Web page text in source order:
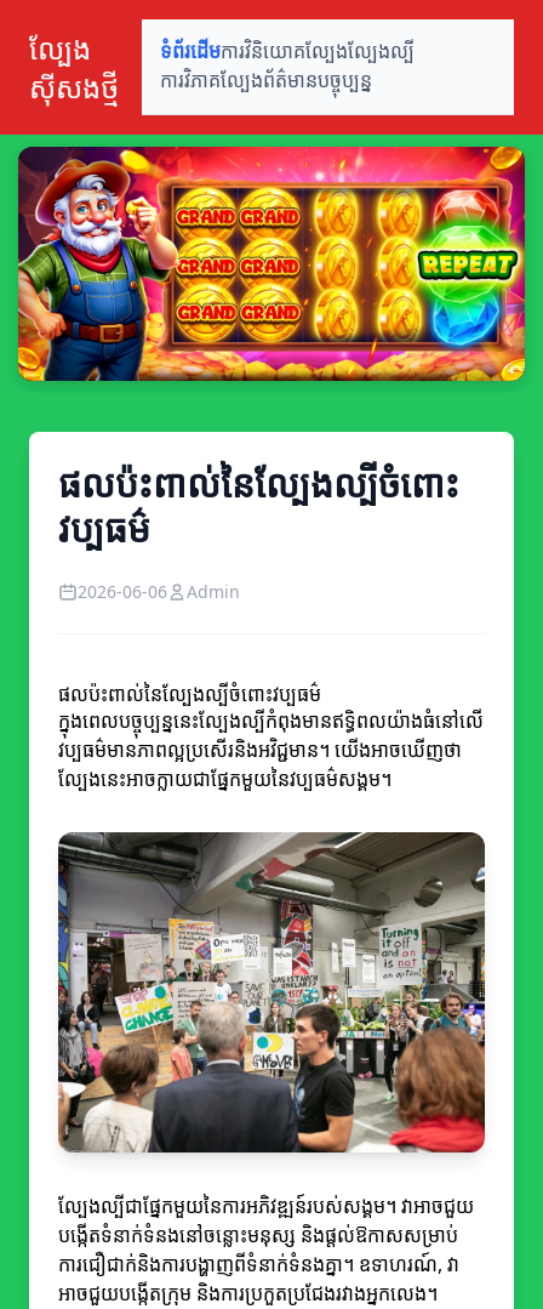
ល្បែង
ស៊ីសងថ្មី
ទំព័រដើមការវិនិយោគល្បែងល្បែងល្បី
ការវិភាគល្បែងព័ត៌មានបច្ចុប្បន្ន
ផលប៉ះពាល់នៃល្បែងល្បីចំពោះ
វប្បធម៌
2026-06-06 Admin
ផលប៉ះពាល់នៃល្បែងល្បីចំពោះវប្បធម៌
ក្នុងពេលបច្ចុប្បន្ននេះល្បែងល្បីកំពុងមានឥទ្ធិពលយ៉ាងធំនៅលើ
វប្បធម៌មានភាពល្អប្រសើរនិងអវិជ្ជមាន។ យើងអាចឃើញថា
ល្បែងនេះអាចក្លាយជាផ្នែកមួយនៃវប្បធម៌សង្គម។
ល្បែងល្បីជាផ្នែកមួយនៃការអភិវឌ្ឍន៍របស់សង្គម។ វាអាចជួយ
បង្កើតទំនាក់ទំនងនៅចន្លោះមនុស្ស និងផ្តល់ឱកាសសម្រាប់
ការជឿជាក់និងការបង្ហាញពីទំនាក់ទំនងគ្នា។ ឧទាហរណ៍, វា
អាចជួយបង្កើតក្រុម និងការប្រកួតប្រជែងរវាងអ្នកលេង។